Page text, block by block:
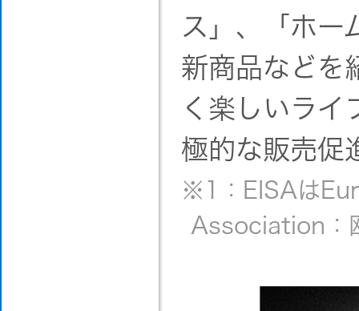
ス」、「ホー
新商品などを
く楽しいライ
極的な販売促
※1：EISAは
Association：